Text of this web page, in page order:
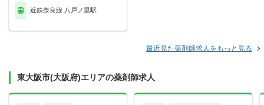
近鉄奈良線 八戸ノ里駅
最近見た薬剤師求人をもっと見る
東大阪市(大阪府)エリアの薬剤師求人